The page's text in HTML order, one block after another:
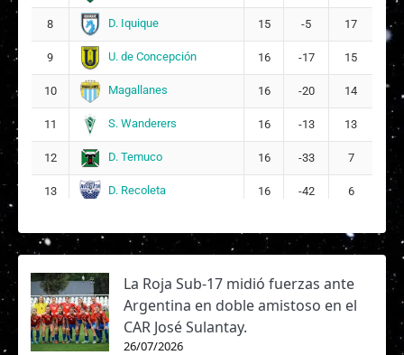
8 D. Iquique 15 -5 17
9 U. de Concepción 16 -17 15
10 Magallanes 16 -20 14
11 S. Wanderers 16 -13 13
12 D. Temuco 16 -33 7
13 D. Recoleta 16 -42 6
La Roja Sub-17 midió fuerzas ante
Argentina en doble amistoso en el
CAR José Sulantay.
26/07/2026